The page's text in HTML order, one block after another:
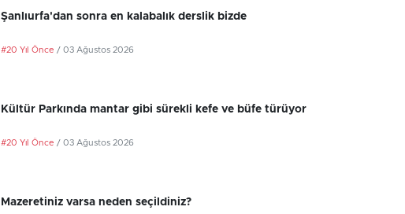
Şanlıurfa'dan sonra en kalabalık derslik bizde
#20 Yıl Önce / 03 Ağustos 2026
Kültür Parkında mantar gibi sürekli kefe ve büfe türüyor
#20 Yıl Önce / 03 Ağustos 2026
Mazeretiniz varsa neden seçildiniz?